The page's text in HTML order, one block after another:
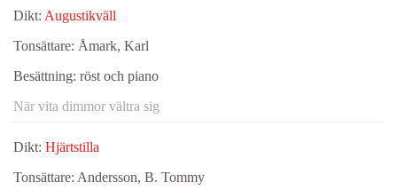
Dikt: Augustikväll
Tonsättare: Åmark, Karl
Besättning: röst och piano
När vita dimmor vältra sig
Dikt: Hjärtstilla
Tonsättare: Andersson, B. Tommy